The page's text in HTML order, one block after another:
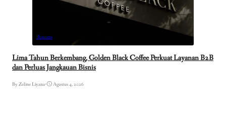
Business
Lima Tahun Berkembang, Golden Black Coffee Perkuat Layanan B2B
dan Perluas Jangkauan Bisnis
By Zeline Liyana• Agustus 4, 2026